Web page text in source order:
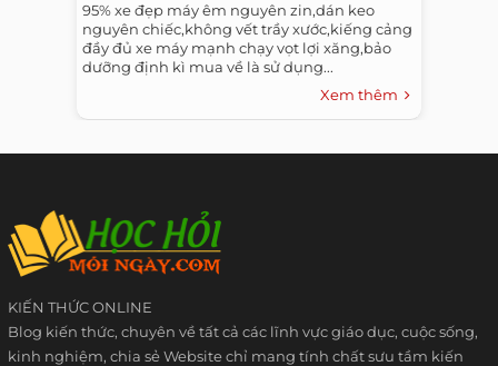
95% xe đẹp máy êm nguyên zin,dán keo
nguyên chiếc,không vết trầy xước,kiếng cảng
đầy đủ xe máy mạnh chạy vọt lợi xăng,bảo
dưỡng định kì mua về là sử dụng...
Xem thêm
KIẾN THỨC ONLINE
Blog kiến thức, chuyên về tất cả các lĩnh vực giáo dục, cuộc sống,
kinh nghiệm, chia sẻ Website chỉ mang tính chất sưu tầm kiến